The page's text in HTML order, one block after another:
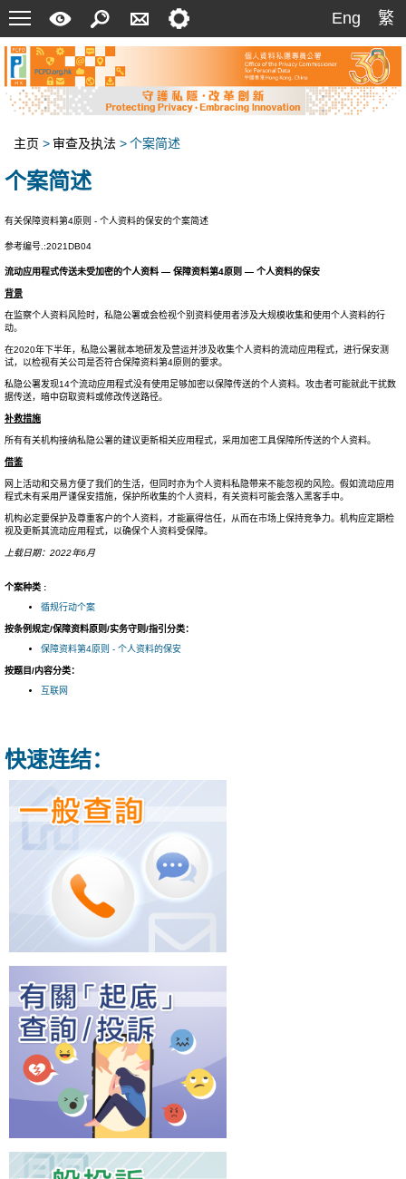
菜
单
速
指
南
索
络
我
定
Eng
繁
繁
主页 > 审查及执法 >个案简述
个案简述
有关保障资料第4原则 - 个人资料的保安的个案简述
参考编号.:2021DB04
流动应用程式传送未受加密的个人资料 — 保障资料第4原则 — 个人资料的保安
背景
在监察个人资料风险时，私隐公署或会检视个别资料使用者涉及大规模收集和使用个人资料的行
动。
在2020年下半年，私隐公署就本地研发及营运并涉及收集个人资料的流动应用程式，进行保安测
试，以检视有关公司是否符合保障资料第4原则的要求。
私隐公署发现14个流动应用程式没有使用足够加密以保障传送的个人资料。攻击者可能就此干扰数
据传送，暗中窃取资料或修改传送路径。
补救措施
所有有关机构接纳私隐公署的建议更新相关应用程式，采用加密工具保障所传送的个人资料。
借鉴
网上活动和交易方便了我们的生活，但同时亦为个人资料私隐带来不能忽视的风险。假如流动应用
程式未有采用严谨保安措施，保护所收集的个人资料，有关资料可能会落入黑客手中。
机构必定要保护及尊重客户的个人资料，才能赢得信任，从而在市场上保持竞争力。机构应定期检
视及更新其流动应用程式，以确保个人资料受保障。
上载日期：2022年6月
个案种类 :
循规行动个案
按条例规定/保障资料原则/实务守则/指引分类：
保障资料第4原则 - 个人资料的保安
按题目/内容分类：
互联网
快速连结：